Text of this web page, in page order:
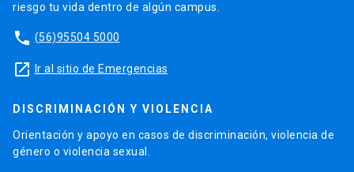
riesgo tu vida dentro de algún campus.
phone (56)95504 5000
launch Ir al sitio de Emergencias
DISCRIMINACIÓN Y VIOLENCIA
Orientación y apoyo en casos de discriminación, violencia de
género o violencia sexual.